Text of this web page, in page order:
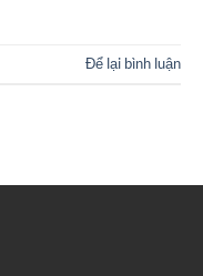
Để lại bình luận